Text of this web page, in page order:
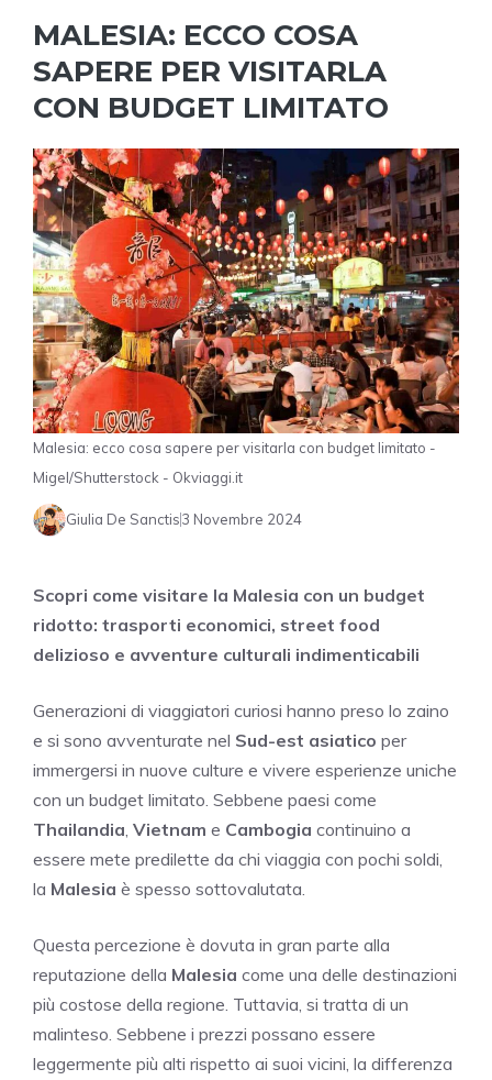
MALESIA: ECCO COSA
SAPERE PER VISITARLA
CON BUDGET LIMITATO
Malesia: ecco cosa sapere per visitarla con budget limitato -
Migel/Shutterstock - Okviaggi.it
Giulia De Sanctis3 Novembre 2024
Scopri come visitare la Malesia con un budget
ridotto: trasporti economici, street food
delizioso e avventure culturali indimenticabili
Generazioni di viaggiatori curiosi hanno preso lo zaino
e si sono avventurate nel Sud-est asiatico per
immergersi in nuove culture e vivere esperienze uniche
con un budget limitato. Sebbene paesi come
Thailandia Vietnam e Cambogia continuino a
essere mete predilette da chi viaggia con pochi soldi,
la Malesia è spesso sottovalutata.
Questa percezione è dovuta in gran parte alla
reputazione della Malesia come una delle destinazioni
più costose della regione. Tuttavia, si tratta di un
malinteso. Sebbene i prezzi possano essere
leggermente più alti rispetto ai suoi vicini, la differenza